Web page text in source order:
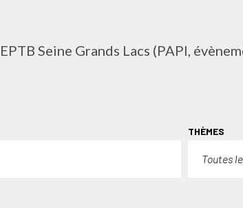
Seine Grands Lacs (PAPI,
THÈMES
Toutes